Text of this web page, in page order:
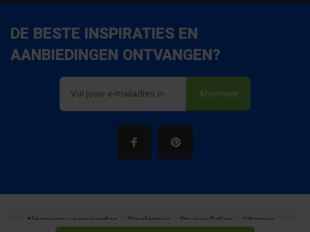
DE BESTE INSPIRATIES EN
AANBIEDINGEN ONTVANGEN?
Abonneer
Algemene voorwaarden Disclaimer Privacy Policy Sitemap